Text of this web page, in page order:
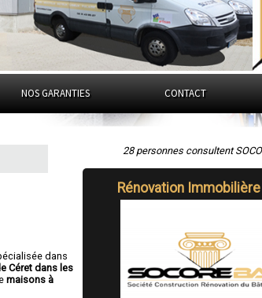
NOS GARANTIES CONTACT
dans
Céret dans les
maisons à
28 personnes consultent
Rénovation